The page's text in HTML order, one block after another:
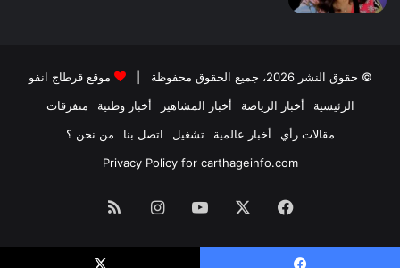
© حقوق النشر 2026، جميع الحقوق محفوظة |
موقع قرطاج انفو
الرئيسية
أخبار الرياضة أخبار المشاهير أخبار وطنية
متفرقات
مقالات رأي
أخبار عالمية تشغيل اتصل بنا
من نحن ؟
Privacy Policy for carthageinfo.com
فيسبوك ‫YouTubeانستقرام
الموقع